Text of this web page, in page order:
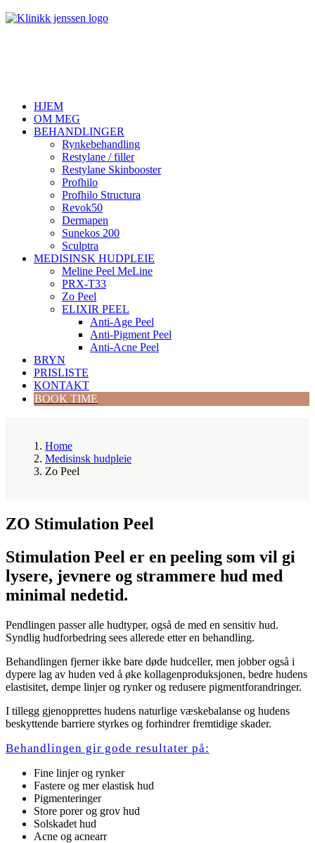
HJEM
OM MEG
BEHANDLINGER
Rynkebehandling
Restylane / filler
Restylane Skinbooster
Profhilo
Profhilo Structura
Revok50
Dermapen
Sunekos 200
Sculptra
MEDISINSK HUDPLEIE
Meline Peel MeLine
PRX-T33
Zo Peel
ELIXIR PEEL
Anti-Age Peel
Anti-Pigment Peel
Anti-Acne Peel
BRYN
PRISLISTE
KONTAKT
BOOK TIME
Home
Medisinsk hudpleie
Zo Peel
ZO Stimulation Peel
Stimulation Peel er en peeling som vil gi
lysere, jevnere og strammere hud med
minimal nedetid.
Pendlingen passer alle hudtyper, også de med en sensitiv hud.
Syndlig hudforbedring sees allerede etter en behandling.
Behandlingen fjerner ikke bare døde hudceller, men jobber også i
dypere lag av huden ved å øke kollagenproduksjonen, bedre hudens
elastisitet, dempe linjer og rynker og redusere pigmentforandringer.
I tillegg gjenopprettes hudens naturlige væskebalanse og hudens
beskyttende barriere styrkes og forhindrer fremtidige skader.
Behandlingen gir gode resultater på:
Fine linjer og rynker
Fastere og mer elastisk hud
Pigmenteringer
Store porer og grov hud
Solskadet hud
Acne og acnearr